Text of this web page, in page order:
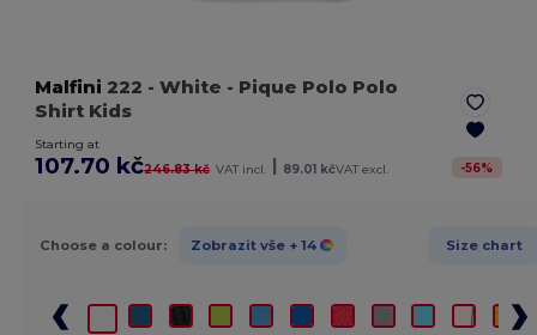
Malfini 222 - White - Pique Polo Polo
Shirt Kids
Starting at
107.70 kč246.83 kč VAT incl. | 89.01 kčVAT excl. -56%
Choose a colour: Zobrazit vše + 14 Size chart